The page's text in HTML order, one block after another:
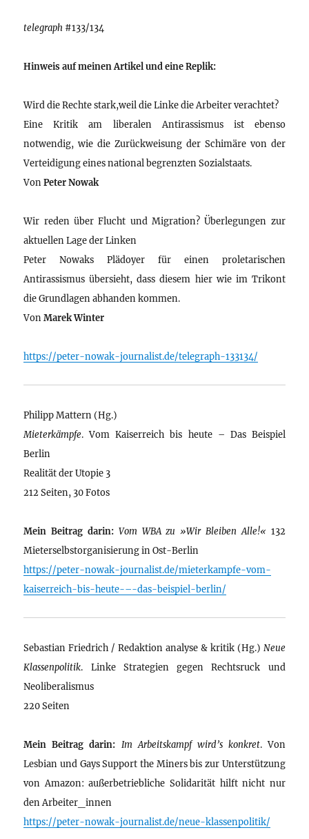
telegraph #133/134
Hinweis auf meinen Artikel und eine Replik:
Wird die Rechte stark,weil die Linke die Arbeiter verachtet?
Eine Kritik am liberalen Antirassismus ist ebenso
notwendig, wie die Zurückweisung der Schimäre von der
Verteidigung eines national begrenzten Sozialstaats.
VonPeter Nowak
Wir reden über Flucht und Migration? Überlegungen zur
aktuellen Lage der Linken
Peter Nowaks Plädoyer für einen proletarischen
Antirassismus übersieht, dass diesem hier wie im Trikont
die Grundlagen abhanden kommen.
VonMarek Winter
https://peter-nowak-journalist.de/telegraph-133134/
Philipp Mattern (Hg.)
Mieterkämpfe. Vom Kaiserreich bis heute – Das Beispiel
Berlin
Realität der Utopie 3
212 Seiten, 30 Fotos
Mein Beitrag darin: Vom WBA zu »Wir Bleiben Alle!« 132
Mieterselbstorganisierung in Ost-Berlin
https://peter-nowak-journalist.de/mieterkampfe-vom-
kaiserreich-bis-heute-–-das-beispiel-berlin/
Sebastian Friedrich / Redaktion analyse & kritik (Hg.) Neue
Klassenpolitik. Linke Strategien gegen Rechtsruck und
Neoliberalismus
220 Seiten
Mein Beitrag darin: Im Arbeitskampf wird’s konkret. Von
Lesbian und Gays Support the Miners bis zur Unterstützung
von Amazon: außerbetriebliche Solidarität hilft nicht nur
den Arbeiter_innen
https://peter-nowak-journalist.de/neue-klassenpolitik/